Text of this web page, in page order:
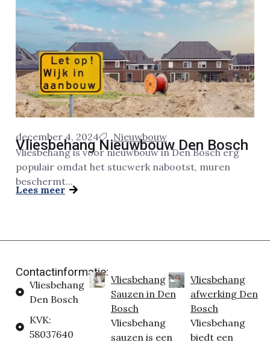
december 4, 2024 Nieuwbouw
Vliesbehang Nieuwbouw Den Bosch
Vliesbehang is voor nieuwbouw in Den Bosch erg
populair omdat het stucwerk nabootst, muren
beschermt...
Lees meer
Contactinformatie:
Vliesbehang
Den Bosch
KVK:
58037640
Vliesbehang
Sauzen in Den
Bosch
Vliesbehang
sauzen is een
Vliesbehang
afwerking Den
Bosch
Vliesbehang
biedt een